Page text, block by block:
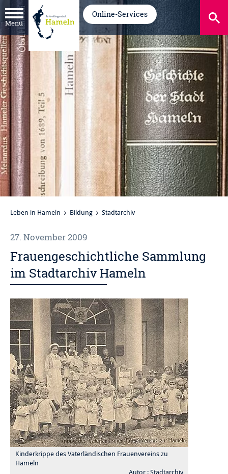
Menü
Online-Services
Leben in Hameln Bildung Stadtarchiv
27. November 2009
Frauengeschichtliche Sammlung
im Stadtarchiv Hameln
Kinderkrippe des Vaterländischen Frauenvereins zu
Hameln
Autor : Stadtarchiv